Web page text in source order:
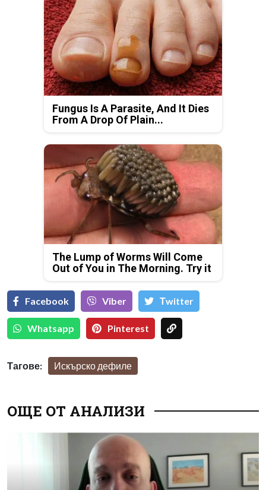
Fungus Is A Parasite, And It Dies
From A Drop Of Plain...
The Lump of Worms Will Come
Out of You in The Morning. Try it
Facebook Viber Тwitter
Whatsapp Pinterest
Тагове: Искърско дефиле
ОЩЕ ОТ АНАЛИЗИ